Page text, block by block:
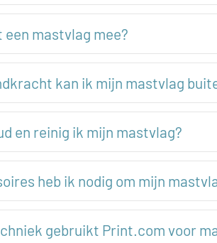
een mastvlag mee?
kan ik mijn mastvlag
en reinig ik mijn mastvlag?
heb ik nodig om mijn
gebruikt Print.com voor